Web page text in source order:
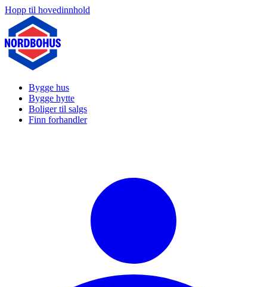
Hopp til hovedinnhold
Bygge hus
Bygge hytte
Boliger til salgs
Finn forhandler